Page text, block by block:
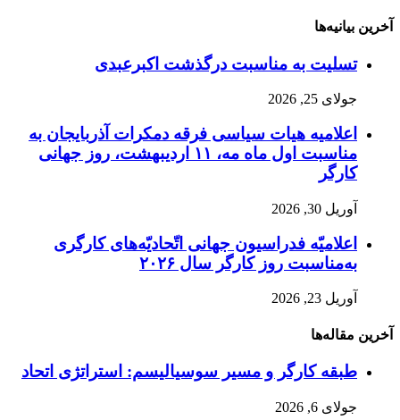
آخرین بیانیه‌ها
تسلیت به مناسبت درگذشت اکبرعبدی
جولای 25, 2026
اعلامیه هیات سیاسی فرقه دمکرات آذربایجان به
مناسبت اول ماه مه، ۱۱ اردیبهشت، روز جهانی
کارگر
آوریل 30, 2026
اعلامیّه فدراسیون جهانی اتّحادیّه‌های کارگری
به‌مناسبت روز کارگر سال ۲۰۲۶
آوریل 23, 2026
آخرین مقاله‌ها
طبقه کارگر و مسیر سوسیالیسم: استراتژی اتحاد
جولای 6, 2026